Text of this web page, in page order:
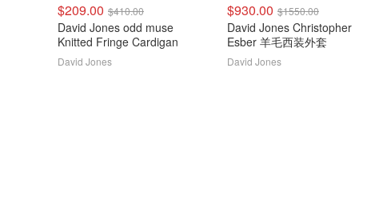
$209.00 $410.00
David Jones odd muse
Knitted Fringe Cardigan
David Jones
$930.00 $1550.00
David Jones Christopher
Esber 羊毛西装外套
David Jones